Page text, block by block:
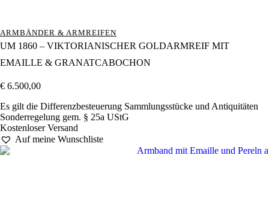
ARMBÄNDER & ARMREIFEN
UM 1860 – VIKTORIANISCHER GOLDARMREIF MIT
EMAILLE & GRANATCABOCHON
€ 6.500,00
Es gilt die Differenzbesteuerung Sammlungsstücke und Antiquitäten
Sonderregelung gem. § 25a UStG
Kostenloser Versand
Auf meine Wunschliste